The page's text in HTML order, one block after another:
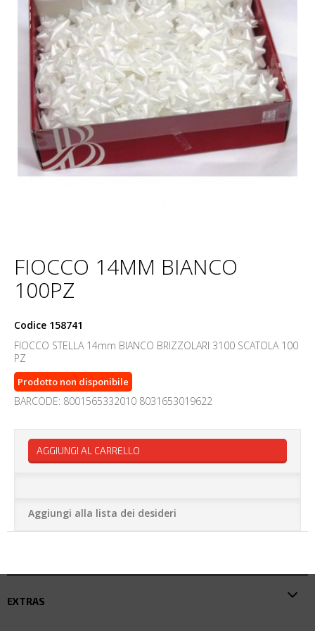
FIOCCO 14MM BIANCO
100PZ
Codice 158741
FIOCCO STELLA 14mm BIANCO BRIZZOLARI 3100 SCATOLA 100
PZ
Prodotto non disponibile
BARCODE: 8001565332010 8031653019622
AGGIUNGI AL CARRELLO
Aggiungi alla lista dei desideri
EXTRAS